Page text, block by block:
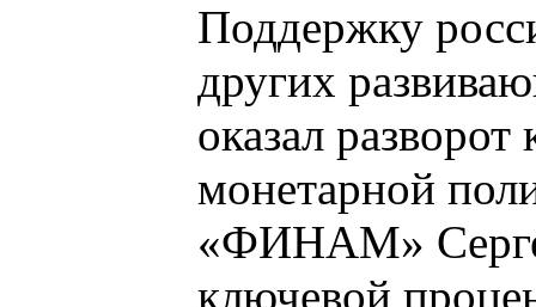
Поддержку
других
оказал
монетарной
«ФИНАМ»
ключевой